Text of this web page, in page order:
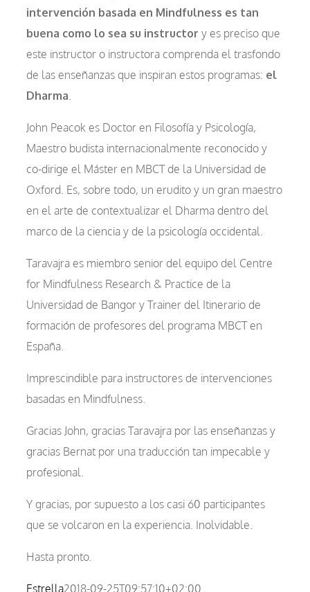
intervención basada en Mindfulness es tan
buena como lo sea su instructor y es preciso que
este instructor o instructora comprenda el trasfondo
de las enseñanzas que inspiran estos programas: el
Dharma.
John Peacok es Doctor en Filosofía y Psicología,
Maestro budista internacionalmente reconocido y
co-dirige el Máster en MBCT de la Universidad de
Oxford. Es, sobre todo, un erudito y un gran maestro
en el arte de contextualizar el Dharma dentro del
marco de la ciencia y de la psicología occidental.
Taravajra es miembro senior del equipo del Centre
for Mindfulness Research & Practice de la
Universidad de Bangor y Trainer del Itinerario de
formación de profesores del programa MBCT en
España.
Imprescindible para instructores de intervenciones
basadas en Mindfulness.
Gracias John, gracias Taravajra por las enseñanzas y
gracias Bernat por una traducción tan impecable y
profesional.
Y gracias, por supuesto a los casi 60 participantes
que se volcaron en la experiencia. Inolvidable.
Hasta pronto.
Estrella2018-09-25T09:57:10+02:00